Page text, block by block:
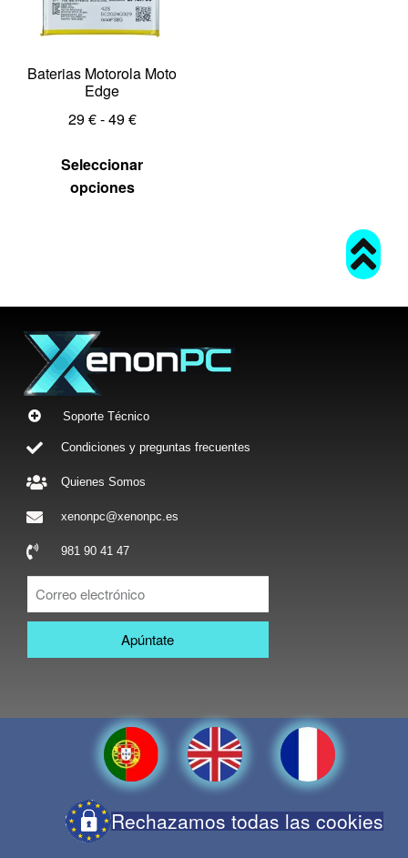
Baterias Motorola Moto
Edge
29€-49€
Seleccionar
opciones
Soporte Técnico
Condiciones y preguntas frecuentes
Quienes Somos
xenonpc@xenonpc.es
981 90 41 47
Apúntate
Rechazamos todas las cookies